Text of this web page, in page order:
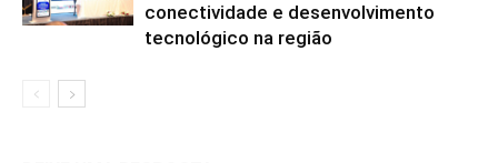
conectividade e desenvolvimento
tecnológico na região